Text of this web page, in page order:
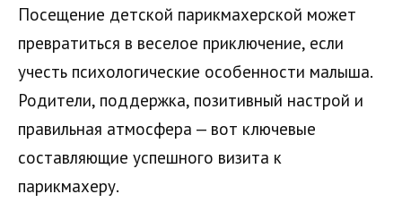
Посещение детской парикмахерской может
превратиться в веселое приключение, если
учесть психологические особенности малыша.
Родители, поддержка, позитивный настрой и
правильная атмосфера — вот ключевые
составляющие успешного визита к
парикмахеру.